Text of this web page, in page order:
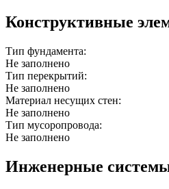
Конструктивные
Тип фундамента:
Не заполнено
Тип перекрытий:
Не заполнено
Материал несущих стен:
Не заполнено
Тип мусоропровода:
Не заполнено
Инженерные